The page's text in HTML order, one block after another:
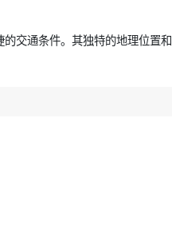
交通条件。其独特的地理位置